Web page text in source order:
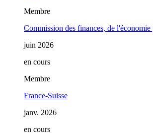
Membre
Commission des finances, de
juin 2026
en cours
Membre
France-Suisse
janv. 2026
en cours